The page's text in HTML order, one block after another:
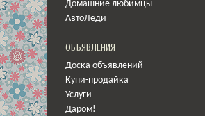
Домашние любимцы
АвтоЛеди
ОБЪЯВЛЕНИЯ
Доска объявлений
Купи-продайка
Услуги
Даром!